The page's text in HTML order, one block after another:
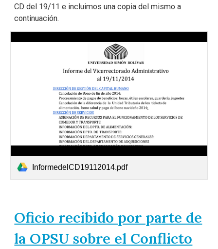
CD del 19/11 e incluimos una copia del mismo a
continuación.
InformedelCD19112014.pdf
Oficio recibido por parte de
la OPSU sobre el Conflicto